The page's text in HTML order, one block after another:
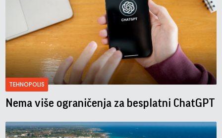
TEHNOPOLIS
Nema više ograničenja za besplatni ChatGPT